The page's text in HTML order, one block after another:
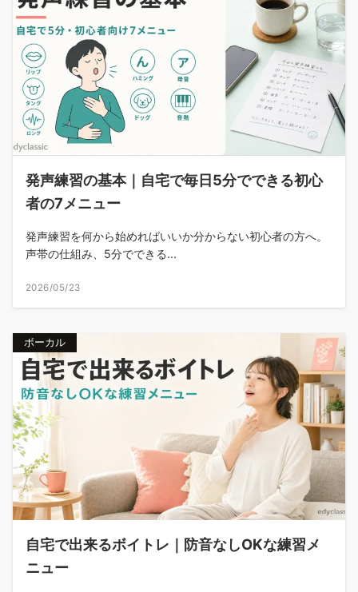
発声練習の基本｜自宅で毎日5分でできる初心
者の7メニュー
発声練習を何から始めればいいか分からない初心者の方へ。
声帯の仕組み、5分でできる...
2026/05/23
ボーカル
自宅で出来るボイトレ｜防音なしOKな練習メ
ニュー